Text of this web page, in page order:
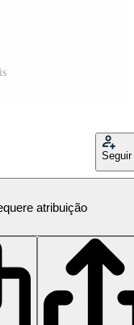
Seguir
atribuição